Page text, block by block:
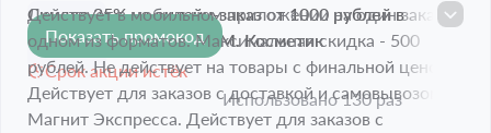
Скидка 35% на онлайн-заказ от 1000 рублей в
Магнит Экспрессе или М. Косметик
Срок акции истёк
Действует в мобильном приложении на один заказ в
одном из форматов. Максимальная скидка - 500
рублей. Не действует на товары с финальной ценой.
Действует для заказов с доставкой и самовывозом из
Магнит Экспресса. Действует для заказов с
Показать промокод
Использовано 130 раз